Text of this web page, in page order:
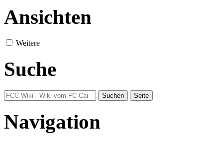
Ansichten
Weitere
Suche
Navigation